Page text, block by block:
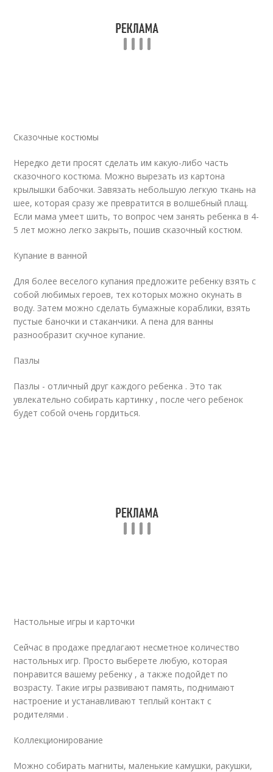
Сказочные костюмы
Нередко дети просят сделать им какую-либо часть
сказочного костюма. Можно вырезать из картона
крылышки бабочки. Завязать небольшую легкую ткань на
шее, которая сразу же превратится в волшебный плащ.
Если мама умеет шить, то вопрос чем занять ребенка в 4-
5 лет можно легко закрыть, пошив сказочный костюм.
Купание в ванной
Для более веселого купания предложите ребенку взять с
собой любимых героев, тех которых можно окунать в
воду. Затем можно сделать бумажные кораблики, взять
пустые баночки и стаканчики. А пена для ванны
разнообразит скучное купание.
Пазлы
Пазлы - отличный друг каждого ребенка . Это так
увлекательно собирать картинку , после чего ребенок
будет собой очень гордиться.
Настольные игры и карточки
Сейчас в продаже предлагают несметное количество
настольных игр. Просто выберете любую, которая
понравится вашему ребенку , а также подойдет по
возрасту. Такие игры развивают память, поднимают
настроение и устанавливают теплый контакт с
родителями .
Коллекционирование
Можно собирать магниты, маленькие камушки, ракушки,